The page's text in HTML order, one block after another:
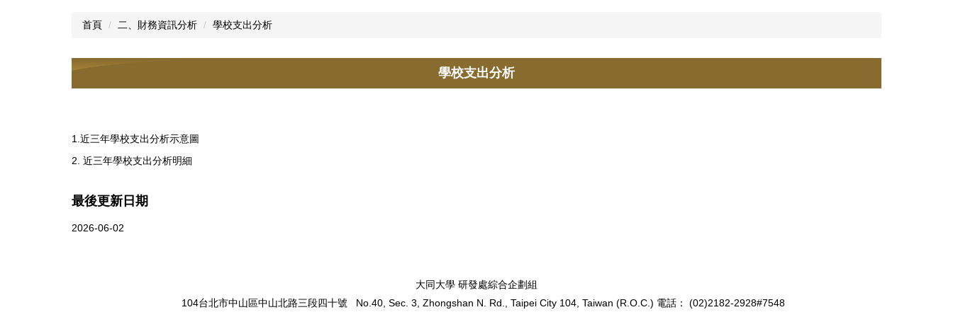
首頁 二、財務資訊分析 學校支出分析
學校支出分析
1.近三年學校支出分析示意圖
2. 近三年學校支出分析明細
最後更新日期
2026-06-02
大同大學 研發處綜合企劃組
104台北市中山區中山北路三段四十號 No.40, Sec. 3, Zhongshan N. Rd., Taipei City 104, Taiwan (R.O.C.) 電話： (02)2182-2928#7548